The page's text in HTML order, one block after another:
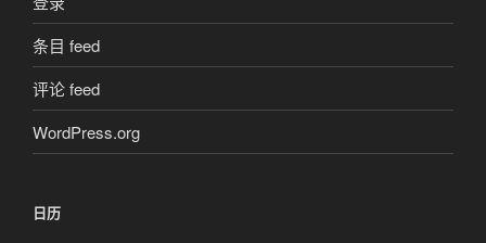
条目 feed
评论 feed
WordPress.org
日历